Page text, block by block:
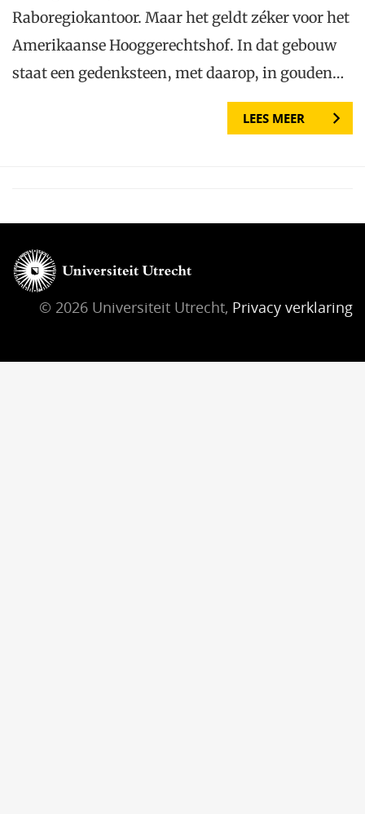
Raboregiokantoor. Maar het geldt zéker voor het
Amerikaanse Hooggerechtshof. In dat gebouw
staat een gedenksteen, met daarop, in gouden…
LEES MEER
© 2026 Universiteit Utrecht, Privacy verklaring